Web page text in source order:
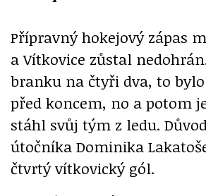
Přípravný hokejový zápas
a Vítkovice zůstal
branku na čtyři dva, to
před koncem, no a potom
stáhl svůj tým z ledu.
útočníka Dominika
čtvrtý vítkovický gól.